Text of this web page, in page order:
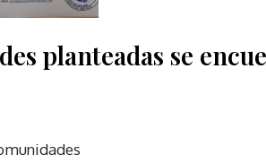
planteadas se